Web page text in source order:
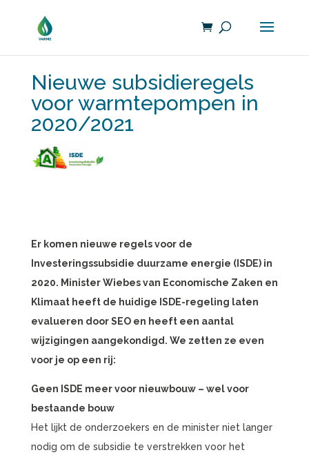
Nieuwe subsidieregels
voor warmtepompen in
2020/2021
Er komen nieuwe regels voor de
Investeringssubsidie duurzame energie (ISDE) in
2020. Minister Wiebes van Economische Zaken en
Klimaat heeft de huidige ISDE-regeling laten
evalueren door SEO en heeft een aantal
wijzigingen aangekondigd. We zetten ze even
voor je op een rij:
Geen ISDE meer voor nieuwbouw – wel voor
bestaande bouw
Het lijkt de onderzoekers en de minister niet langer
nodig om de subsidie te verstrekken voor het